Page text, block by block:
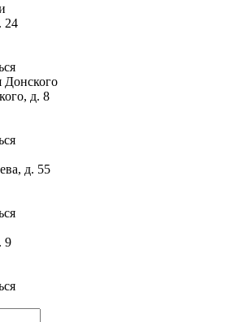
Дмитрия Донского
зал
волос
образ
24
Донского
д. 8
д. 55
9